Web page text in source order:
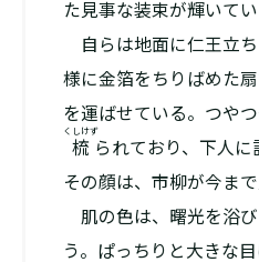
た見事な装束が輝いてい
自らは地面に仁王立
様に金箔をちりばめた扇
を運ばせている。つや
梳
くしけず
られており、下人
その顔は、市柳が今ま
肌の色は、曙光を浴
う。ぱっちりと大きな